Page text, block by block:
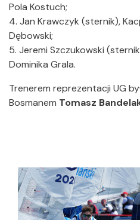
Pola Kostuch;
4. Jan Krawczyk (sternik),
Dębowski;
5. Jeremi Szczukowski
Dominika Grala.
Trenerem reprezentacji UG
Bosmanem Tomasz